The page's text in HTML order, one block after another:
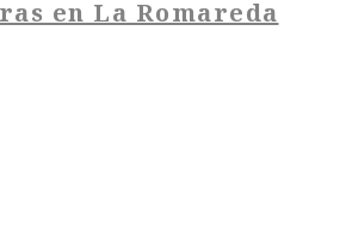
en La Romareda